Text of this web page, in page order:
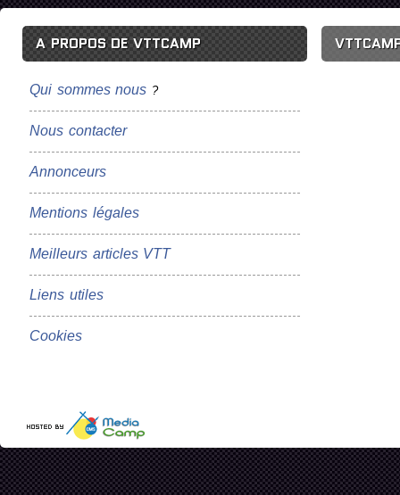
A PROPOS DE VTTCAMP
Qui sommes nous ?
Nous contacter
Annonceurs
Mentions légales
Meilleurs articles VTT
Liens utiles
Cookies